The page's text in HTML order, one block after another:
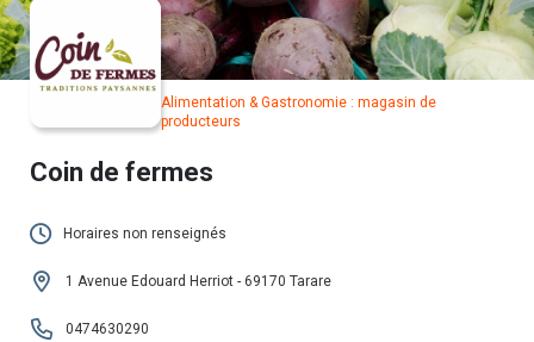
Alimentation & Gastronomie : magasin de
producteurs
Coin de fermes
Horaires non renseignés
Cet établissement n'a pas encore renseigné
1 Avenue Edouard Herriot - 69170 Tarare
0474630290